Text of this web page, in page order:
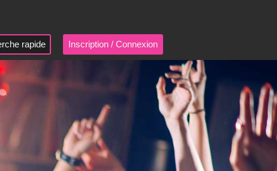
Inscription / Connexion
rapide